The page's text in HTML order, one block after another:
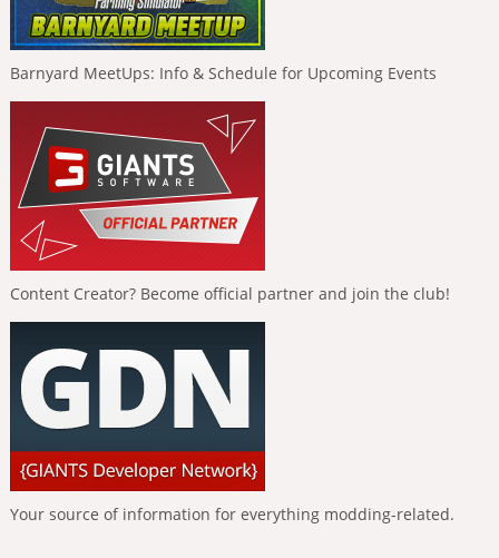
Barnyard MeetUps: Info & Schedule for Upcoming Events
Content Creator? Become official partner and join the club!
Your source of information for everything modding-related.